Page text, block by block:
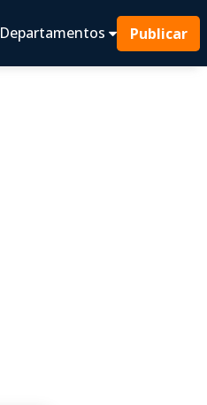
Departamentos Publicar